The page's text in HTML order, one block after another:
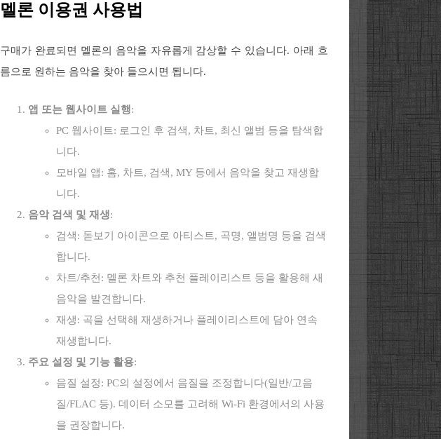
멜론 이용권 사용법
구매가 완료되면 멜론의 음악을 자유롭게 감상할 수 있습니다. 아래 흐
름으로 원하는 음악을 찾아 들으시면 됩니다.
앱 또는 웹사이트 실행:
PC 웹사이트: 로그인 후 검색, 차트, 최신 앨범 등을 탐색합
니다.
모바일 앱: 홈, 차트, 검색, MY 등에서 음악을 찾고 재생합
니다.
음악 검색 및 재생:
검색: 돋보기 아이콘으로 아티스트, 곡명, 앨범명 등을 검색
합니다.
차트/추천: 멜론 차트와 추천 플레이리스트 등을 활용해 새
음악을 발견합니다.
재생: 곡을 선택해 재생하거나 플레이리스트에 담아 연속
재생합니다.
주요 설정 및 기능 활용:
음질 설정: PC의 설정에서 음질을 조정합니다(일반/고음
질/FLAC 등). 데이터 소모를 고려해 Wi-Fi 환경에서의 사용
을 권장합니다.